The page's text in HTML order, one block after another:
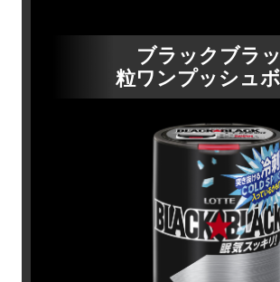
ブラックブラ
粒ワンプッシュ